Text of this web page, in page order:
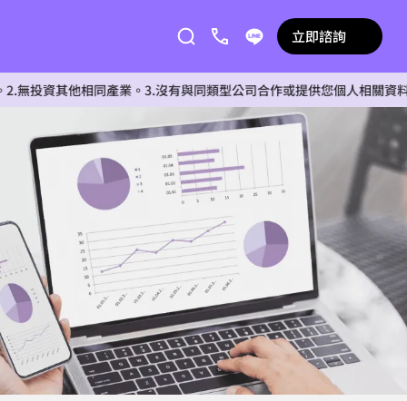
立即諮詢
相同產業。3.沒有與同類型公司合作或提供您個人相關資料給任何